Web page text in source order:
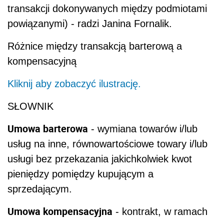
transakcji dokonywanych między podmiotami
powiązanymi) - radzi Janina Fornalik.
Różnice między transakcją barterową a
kompensacyjną
Kliknij aby zobaczyć ilustrację.
SŁOWNIK
Umowa barterowa - wymiana towarów i/lub
usług na inne, równowartościowe towary i/lub
usługi bez przekazania jakichkolwiek kwot
pieniędzy pomiędzy kupującym a
sprzedającym.
Umowa kompensacyjna - kontrakt, w ramach